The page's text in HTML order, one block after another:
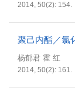
2014, 50(2): 154.
聚己内酯／氯
杨郁君 霍 红
2014, 50(2): 161.